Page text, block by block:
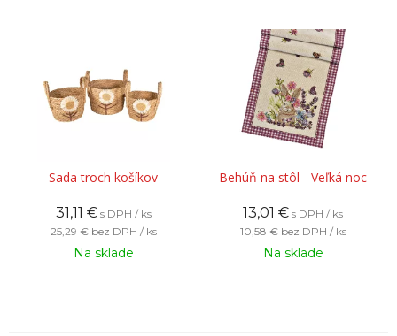
Sada troch košíkov
31,11 € s DPH / ks
25,29 € bez DPH / ks
Na sklade
Behúň na stôl - Veľká noc
13,01 € s DPH / ks
10,58 € bez DPH / ks
Na sklade